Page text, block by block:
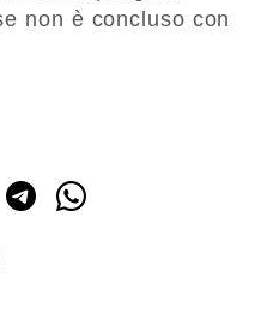
non è concluso con